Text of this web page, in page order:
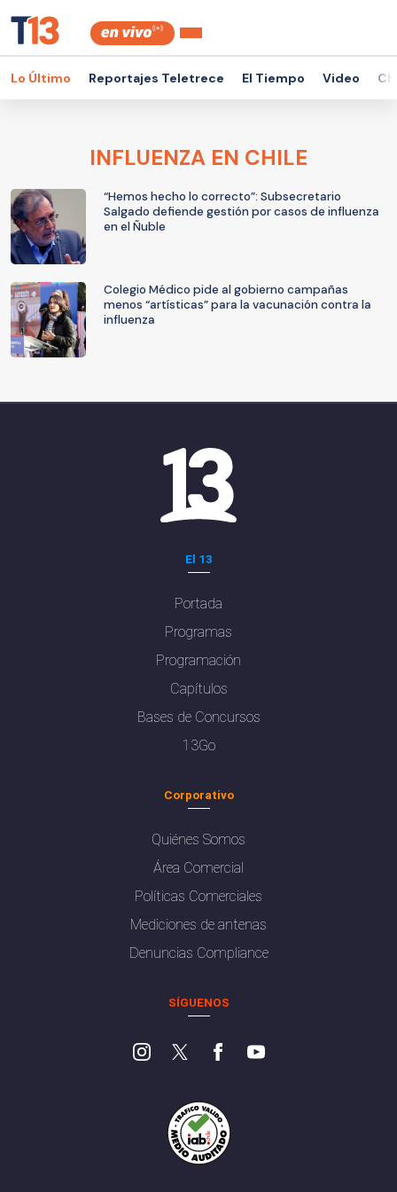
Lo Último Reportajes Teletrece El Tiempo Video
INFLUENZA EN CHILE
“Hemos hecho lo correcto”: Subsecretario
Salgado defiende gestión por casos de influenza
en el Ñuble
Colegio Médico pide al gobierno campañas
menos “artísticas” para la vacunación contra la
influenza
El 13
Portada
Programas
Programación
Capítulos
Bases de Concursos
13Go
Corporativo
Quiénes Somos
Área Comercial
Políticas Comerciales
Mediciones de antenas
Denuncias Compliance
SÍGUENOS